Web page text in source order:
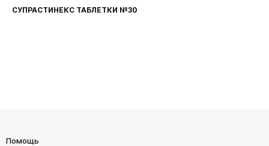
СУПРАСТИНЕКС ТАБЛЕТКИ №30
Помощь